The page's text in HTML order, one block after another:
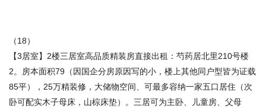
（18）
【3居室】2楼三居室高品质精装房直接出租：芍药居北里210号楼
2。房本面积79（因国企分房原因写的小，楼上其他同户型皆为证载
85平），25万精装修，大储物空间、可最多容纳一家五口居住（次
卧可配实木子母床，山棕床垫）。三居可为主卧、儿童房、父母